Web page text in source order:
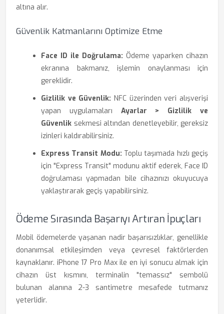
altına alır.
Güvenlik Katmanlarını Optimize Etme
Face ID ile Doğrulama: Ödeme yaparken cihazın
ekranına bakmanız, işlemin onaylanması için
gereklidir.
Gizlilik ve Güvenlik: NFC üzerinden veri alışverişi
yapan uygulamaları Ayarlar > Gizlilik ve
Güvenlik sekmesi altından denetleyebilir, gereksiz
izinleri kaldırabilirsiniz.
Express Transit Modu: Toplu taşımada hızlı geçiş
için "Express Transit" modunu aktif ederek, Face ID
doğrulaması yapmadan bile cihazınızı okuyucuya
yaklaştırarak geçiş yapabilirsiniz.
Ödeme Sırasında Başarıyı Artıran İpuçları
Mobil ödemelerde yaşanan nadir başarısızlıklar, genellikle
donanımsal etkileşimden veya çevresel faktörlerden
kaynaklanır. iPhone 17 Pro Max ile en iyi sonucu almak için
cihazın üst kısmını, terminalin "temassız" sembolü
bulunan alanına 2-3 santimetre mesafede tutmanız
yeterlidir.